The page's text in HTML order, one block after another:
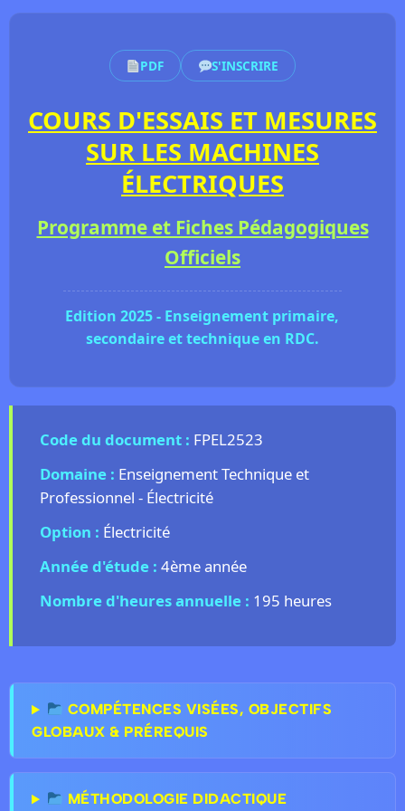
PDF S'INSCRIRE
COURS D'ESSAIS ET MESURES
SUR LES MACHINES
ÉLECTRIQUES
Programme et Fiches Pédagogiques
Officiels
Edition 2025 - Enseignement primaire,
secondaire et technique en RDC.
Code du document : FPEL2523
Domaine : Enseignement Technique et
Professionnel - Électricité
Option : Électricité
Année d'étude : 4ème année
Nombre d'heures annuelle : 195 heures
COMPÉTENCES VISÉES, OBJECTIFS
GLOBAUX & PRÉREQUIS
MÉTHODOLOGIE DIDACTIQUE